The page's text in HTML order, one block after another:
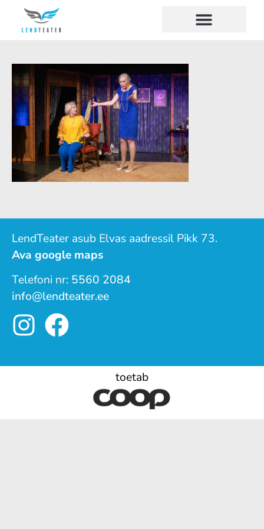
LendTeater asub Elvas aadressil Pikk 73.
Ava google maps
Telefoni nr: 5560 2084
info@lendteater.ee
toetab